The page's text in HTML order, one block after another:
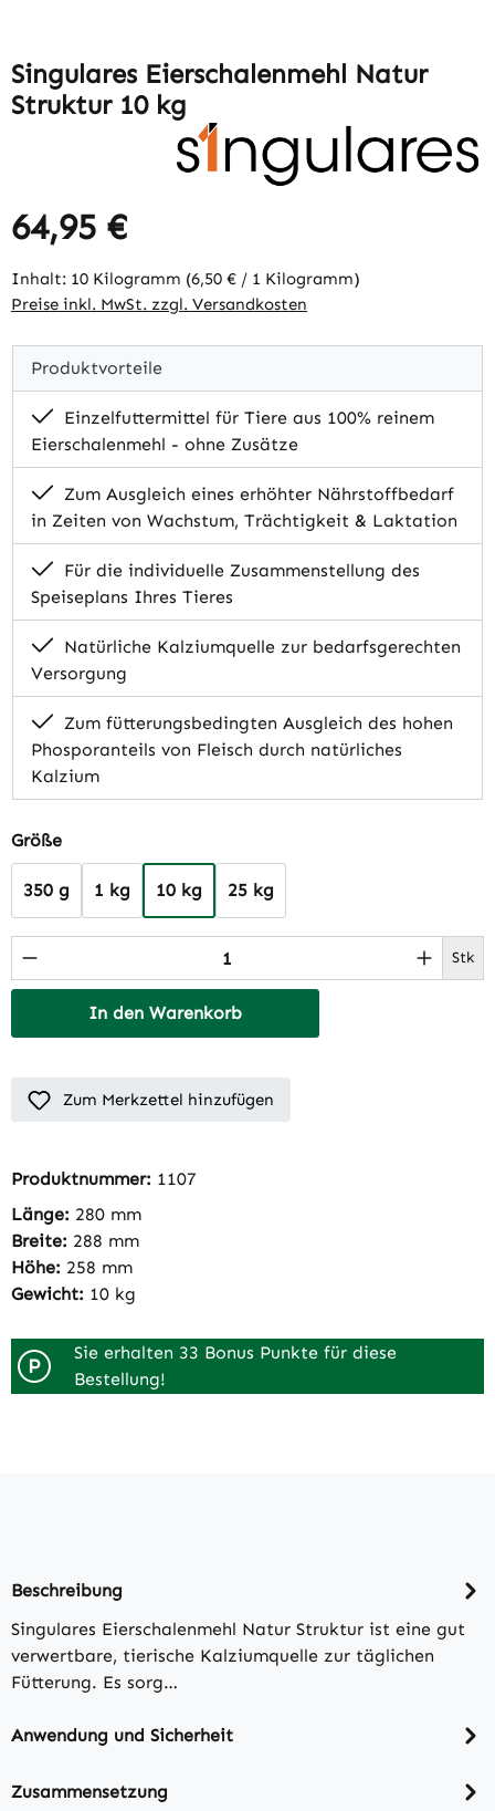
Singulares Eierschalenmehl Natur
Struktur 10 kg
Regulärer Preis:
64,95 €
Inhalt: 10 Kilogramm (6,50 € / 1 Kilogramm)
Preise inkl. MwSt. zzgl. Versandkosten
Produktvorteile
Einzelfuttermittel für Tiere aus 100% reinem
Eierschalenmehl - ohne Zusätze
Zum Ausgleich eines erhöhter Nährstoffbedarf
in Zeiten von Wachstum, Trächtigkeit & Laktation
Für die individuelle Zusammenstellung des
Speiseplans Ihres Tieres
Natürliche Kalziumquelle zur bedarfsgerechten
Versorgung
Zum fütterungsbedingten Ausgleich des hohen
Phosporanteils von Fleisch durch natürliches
Kalzium
Größeauswählen
350 g 1 kg 10 kg 25 kg
Produkt Anzahl: Gib den gewünschten Stk
In den Warenkorb
Zum Merkzettel hinzufügen
Produktnummer: 1107
Länge: 280 mm
Breite: 288 mm
Höhe: 258 mm
Gewicht: 10 kg
P
Sie erhalten 33 Bonus Punkte für diese
Bestellung!
Beschreibung
Singulares Eierschalenmehl Natur Struktur ist eine gut
verwertbare, tierische Kalziumquelle zur täglichen
Fütterung. Es sorg…
Anwendung und Sicherheit
Zusammensetzung